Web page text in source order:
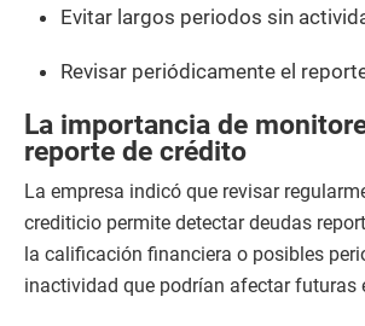
Evitar largos periodos sin
Revisar periódicamente el
La importancia de
reporte de crédito
La empresa indicó que revisar
crediticio permite detectar deudas
la calificación financiera o posibles
inactividad que podrían afectar futuras